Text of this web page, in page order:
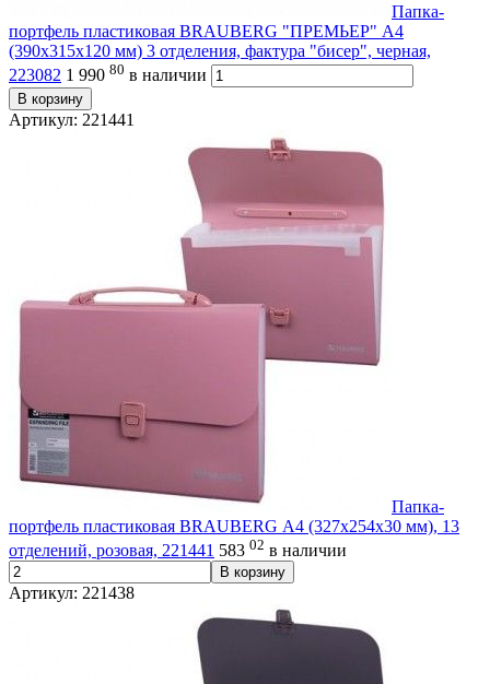
Папка-
портфель пластиковая BRAUBERG "ПРЕМЬЕР" А4
(390х315х120 мм) 3 отделения, фактура "бисер", черная,
223082 1 990 80 в наличии
В корзину
Артикул: 221441
Папка-
портфель пластиковая BRAUBERG А4 (327х254х30 мм), 13
отделений, розовая, 221441 583 02 в наличии
В корзину
Артикул: 221438